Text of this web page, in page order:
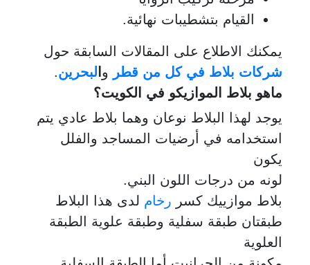
القيام بتشطيبات نهائية.
يمكنك الاطلاع على المقالات السابقة حول
شركات بلاط في كل من قطر
و لبحرين.
ماهو بلاط الموازيكو في الكويت؟
يوجد لهذا البلاط نوعان وهما بلاط عادي يتم
استخدامه في أرضيات المساجد والفلل
يكون
لونه من درجات اللون البني.
بلاط موازييك كسر رخام لدى هذا البلاط
طبقتان طبقة سفلية وطبقة علوية الطبقة
العلوية